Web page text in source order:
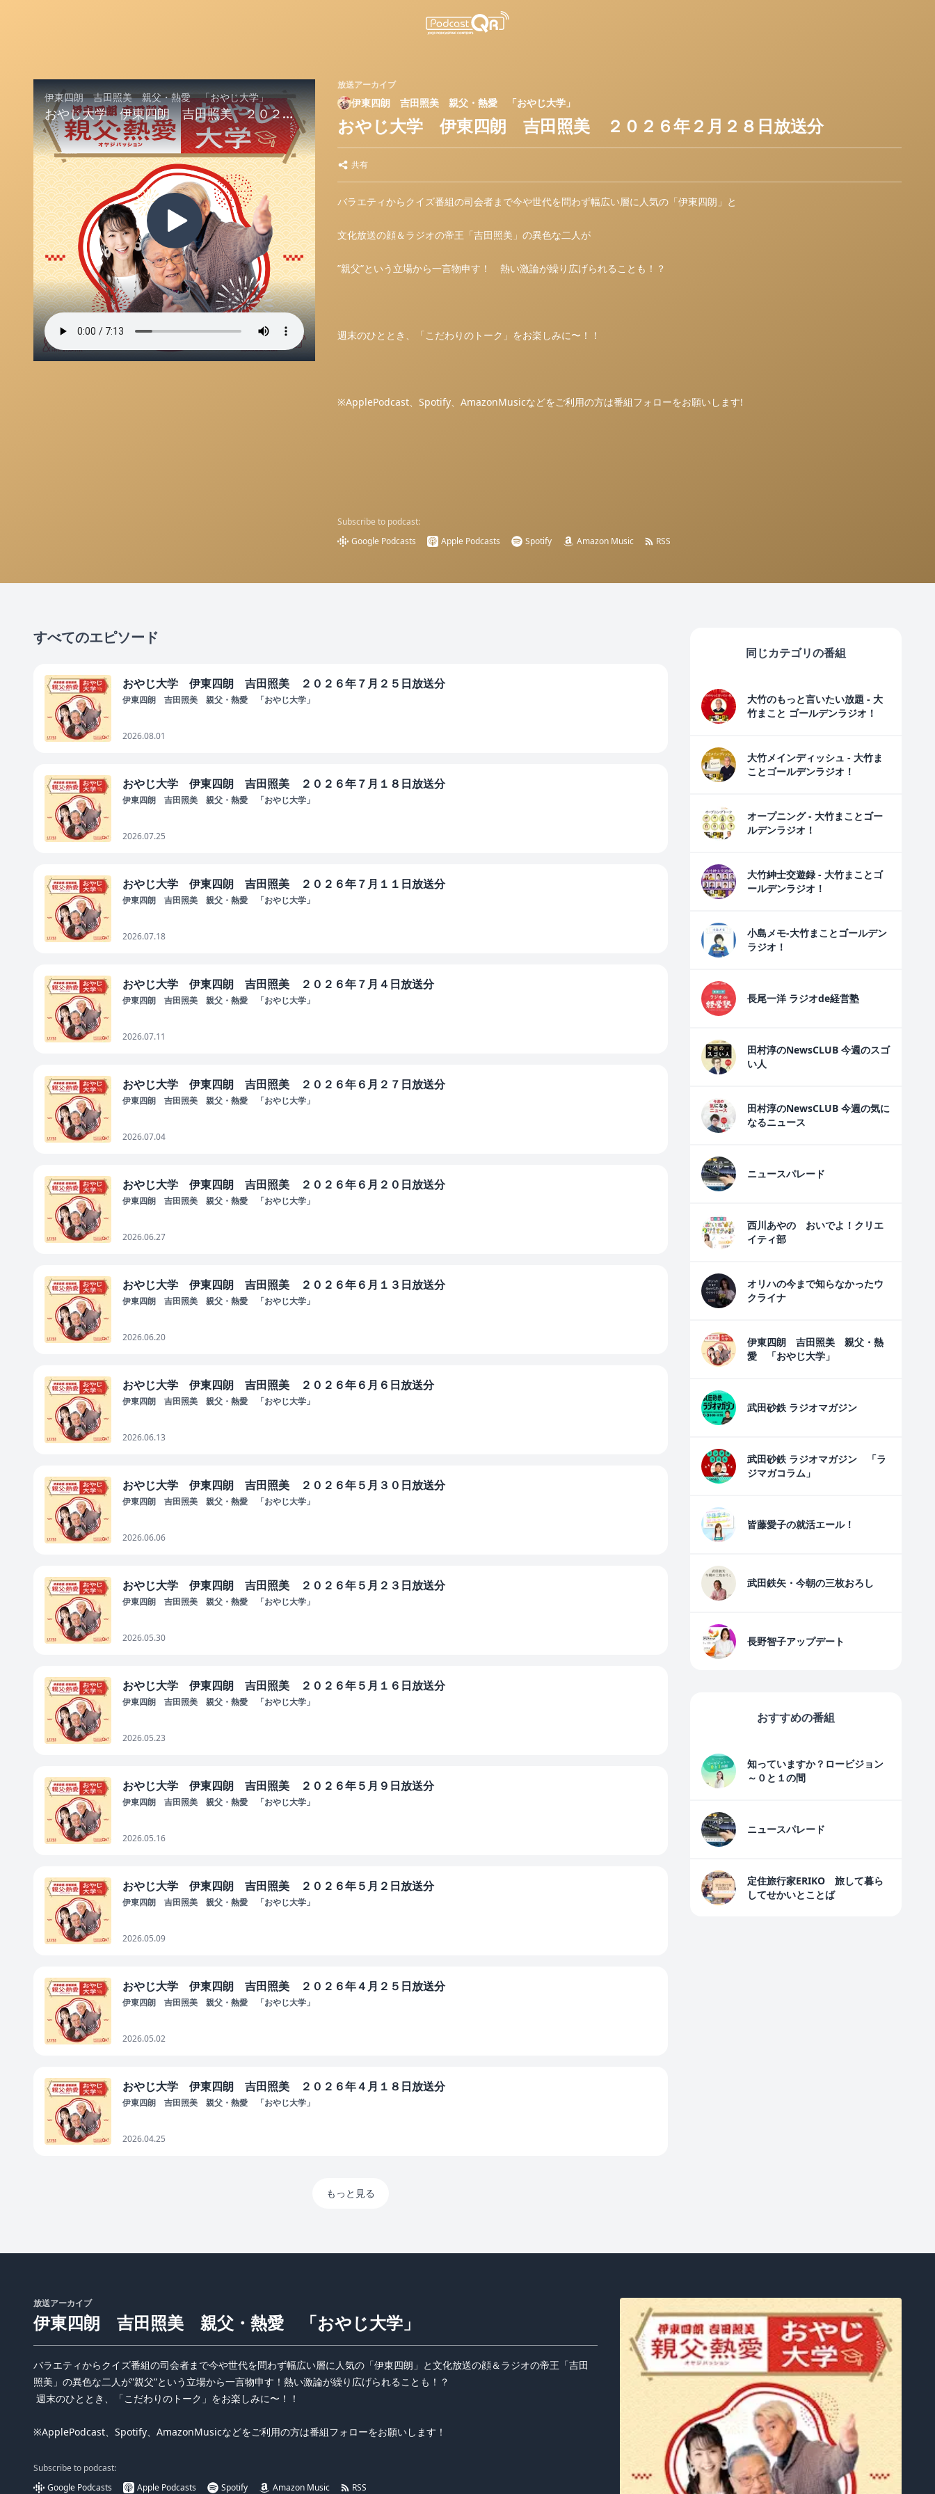
放送アーカイブ
伊東四朗 吉田照美 親父・熱愛 「おやじ大学」
おやじ大学 伊東四朗 吉田照美 ２０２６年２月２８日放送分
共有
バラエティからクイズ番組の司会者まで今や世代を問わず幅広い層に人気の「伊東四朗」と
文化放送の顔＆ラジオの帝王「吉田照美」の異色な二人が
”親父”という立場から一言物申す！ 熱い激論が繰り広げられることも！？
週末のひととき、「こだわりのトーク」をお楽しみに〜！！
※ApplePodcast、Spotify、AmazonMusicなどをご利用の方は番組フォローをお願いします!
Subscribe to podcast:
Google Podcasts
Apple Podcasts Spotify Amazon Music RSS
すべてのエピソード
おやじ大学 伊東四朗 吉田照美 ２０２６年７月２５日放送分
伊東四朗 吉田照美 親父・熱愛 「おやじ大学」
2026.08.01
おやじ大学 伊東四朗 吉田照美 ２０２６年７月１８日放送分
伊東四朗 吉田照美 親父・熱愛 「おやじ大学」
2026.07.25
おやじ大学 伊東四朗 吉田照美 ２０２６年７月１１日放送分
伊東四朗 吉田照美 親父・熱愛 「おやじ大学」
2026.07.18
おやじ大学 伊東四朗 吉田照美 ２０２６年７月４日放送分
伊東四朗 吉田照美 親父・熱愛 「おやじ大学」
2026.07.11
おやじ大学 伊東四朗 吉田照美 ２０２６年６月２７日放送分
伊東四朗 吉田照美 親父・熱愛 「おやじ大学」
2026.07.04
おやじ大学 伊東四朗 吉田照美 ２０２６年６月２０日放送分
伊東四朗 吉田照美 親父・熱愛 「おやじ大学」
2026.06.27
おやじ大学 伊東四朗 吉田照美 ２０２６年６月１３日放送分
伊東四朗 吉田照美 親父・熱愛 「おやじ大学」
2026.06.20
おやじ大学 伊東四朗 吉田照美 ２０２６年６月６日放送分
伊東四朗 吉田照美 親父・熱愛 「おやじ大学」
2026.06.13
おやじ大学 伊東四朗 吉田照美 ２０２６年５月３０日放送分
伊東四朗 吉田照美 親父・熱愛 「おやじ大学」
2026.06.06
おやじ大学 伊東四朗 吉田照美 ２０２６年５月２３日放送分
伊東四朗 吉田照美 親父・熱愛 「おやじ大学」
2026.05.30
おやじ大学 伊東四朗 吉田照美 ２０２６年５月１６日放送分
伊東四朗 吉田照美 親父・熱愛 「おやじ大学」
2026.05.23
おやじ大学 伊東四朗 吉田照美 ２０２６年５月９日放送分
伊東四朗 吉田照美 親父・熱愛 「おやじ大学」
2026.05.16
おやじ大学 伊東四朗 吉田照美 ２０２６年５月２日放送分
伊東四朗 吉田照美 親父・熱愛 「おやじ大学」
2026.05.09
おやじ大学 伊東四朗 吉田照美 ２０２６年４月２５日放送分
伊東四朗 吉田照美 親父・熱愛 「おやじ大学」
2026.05.02
おやじ大学 伊東四朗 吉田照美 ２０２６年４月１８日放送分
伊東四朗 吉田照美 親父・熱愛 「おやじ大学」
2026.04.25
もっと見る
同じカテゴリの番組
大竹のもっと言いたい放題 - 大
竹まこと ゴールデンラジオ！
大竹メインディッシュ - 大竹ま
ことゴールデンラジオ！
オープニング - 大竹まことゴー
ルデンラジオ！
大竹紳士交遊録 - 大竹まことゴ
ールデンラジオ！
小島メモ-大竹まことゴールデン
ラジオ！
長尾一洋 ラジオde経営塾
田村淳のNewsCLUB 今週のスゴ
い人
田村淳のNewsCLUB 今週の気に
なるニュース
ニュースパレード
西川あやの おいでよ！クリエ
イティ部
オリハの今まで知らなかったウ
クライナ
伊東四朗 吉田照美 親父・熱
愛 「おやじ大学」
武田砂鉄 ラジオマガジン
武田砂鉄 ラジオマガジン 「ラ
ジマガコラム」
皆藤愛子の就活エール！
武田鉄矢・今朝の三枚おろし
長野智子アップデート
おすすめの番組
知っていますか？ロービジョン
～０と１の間
ニュースパレード
定住旅行家ERIKO 旅して暮ら
してせかいとことば
放送アーカイブ
伊東四朗 吉田照美 親父・熱愛 「おやじ大学」
バラエティからクイズ番組の司会者まで今や世代を問わず幅広い層に人気の「伊東四朗」と文化放送の顔＆ラジオの帝王「吉田
照美」の異色な二人が”親父”という立場から一言物申す！熱い激論が繰り広げられることも！？
週末のひととき、「こだわりのトーク」をお楽しみに〜！！
※ApplePodcast、Spotify、AmazonMusicなどをご利用の方は番組フォローをお願いします！
Subscribe to podcast:
Google Podcasts
Apple Podcasts Spotify Amazon Music RSS